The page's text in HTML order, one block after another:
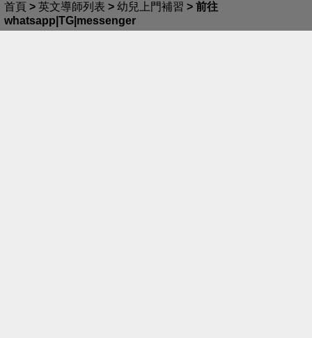
首頁 > 英文導師列表 > 幼兒上門補習 > 前往
whatsapp|TG|messenger